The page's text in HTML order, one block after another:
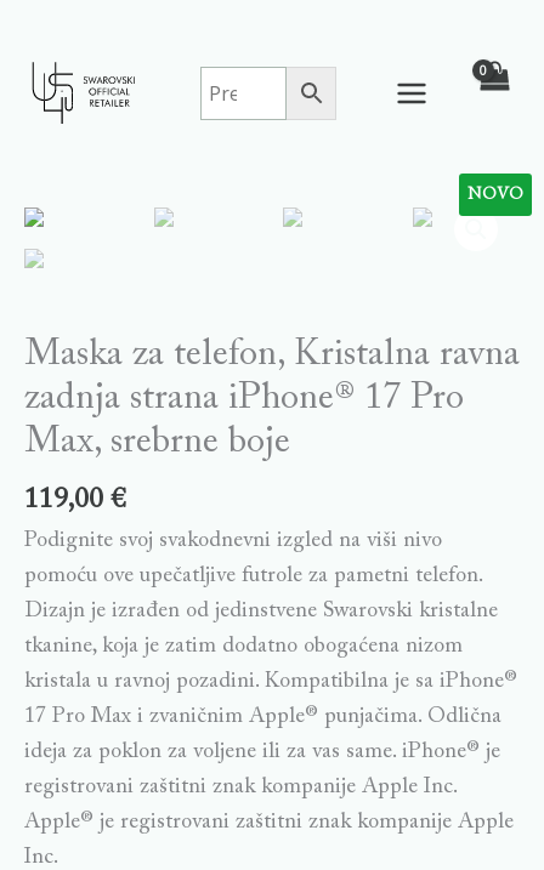
content
NOVO
Maska za telefon, Kristalna ravna
zadnja strana iPhone® 17 Pro
Max, srebrne boje
119,00 €
Podignite svoj svakodnevni izgled na viši nivo
pomoću ove upečatljive futrole za pametni telefon.
Dizajn je izrađen od jedinstvene Swarovski kristalne
tkanine, koja je zatim dodatno obogaćena nizom
kristala u ravnoj pozadini. Kompatibilna je sa iPhone®
17 Pro Max i zvaničnim Apple® punjačima. Odlična
ideja za poklon za voljene ili za vas same. iPhone® je
registrovani zaštitni znak kompanije Apple Inc.
Apple® je registrovani zaštitni znak kompanije Apple
Inc.
telefon,
ravna
zadnja
strana
iPhone®
17
Max,
srebrne
boje
quantity